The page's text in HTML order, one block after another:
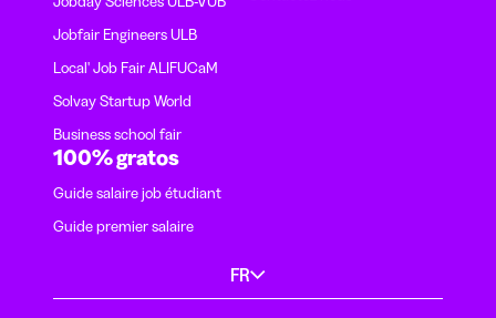
Jobfair Engineers ULB
Local' Job Fair ALIFUCaM
Solvay Startup World
Business school fair
100% gratos
Guide salaire job étudiant
Guide premier salaire
FR